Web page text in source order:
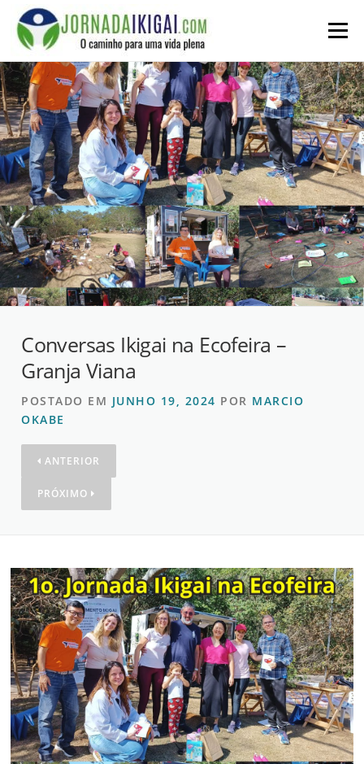
para
Menu
Conversas Ikigai na Ecofeira –
Granja Viana
POSTADO EM JUNHO 19, 2024 POR MARCIO
OKABE
ANTERIOR
PRÓXIMO